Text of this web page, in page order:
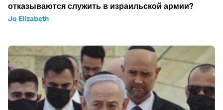
отказываются служить в израильской армии?
Jo Elizabeth